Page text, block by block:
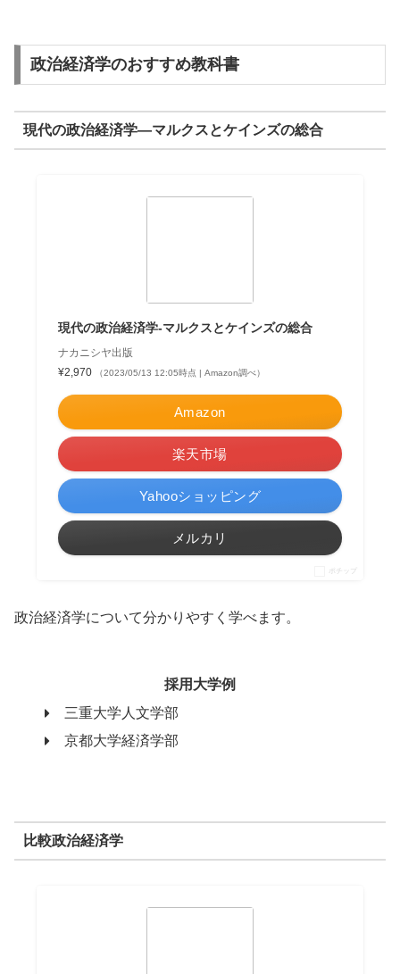
政治経済学のおすすめ教科書
現代の政治経済学―マルクスとケインズの総合
現代の政治経済学-マルクスとケインズの総合
ナカニシヤ出版
¥2,970
（2023/05/13 12:05時点 | Amazon調べ）
Amazon
楽天市場
Yahooショッピング
メルカリ
ポチップ
政治経済学について分かりやすく学べます。
採用大学例
三重大学人文学部
京都大学経済学部
比較政治経済学